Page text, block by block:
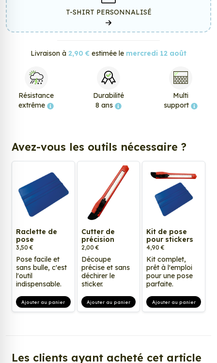
T-SHIRT PERSONNALISÉ
Livraison à 2,90 € estimée le mercredi 12 août
Résistance
extrême
Durabilité
8 ans
Multi
support
Avez-vous les outils nécessaire ?
Raclette de
pose
3,50 €
Pose facile et
sans bulle, c'est
l'outil
indispensable.
Ajouter au panier
Cutter de
précision
2,00 €
Découpe
précise et sans
déchirer le
sticker.
Ajouter au panier
Kit de pose
pour stickers
4,90 €
Kit complet,
prêt à l'emploi
pour une pose
parfaite.
Ajouter au panier
Les clients ayant acheté cet article